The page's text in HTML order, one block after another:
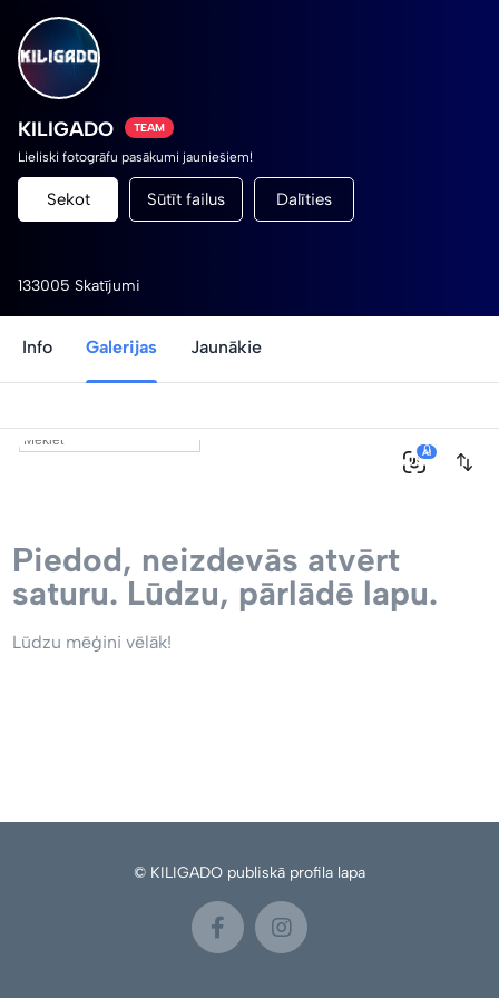
KILIGADO TEAM
Lieliski fotogrāfu pasākumi jauniešiem!
Sekot Sūtīt failus Dalīties
133005 Skatījumi
Info Galerijas Jaunākie
0
AI
Piedod, neizdevās atvērt
saturu. Lūdzu, pārlādē lapu.
Lūdzu mēģini vēlāk!
© KILIGADO publiskā profila lapa